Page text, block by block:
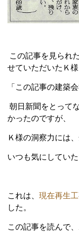
この記事を見られ
せていただいたＫ
「この記事の建築
朝日新聞をとって
かったのですが、
Ｋ様の洞察力には
いつも気にしてい
これは、 現在再生
した。
この記事を読んで